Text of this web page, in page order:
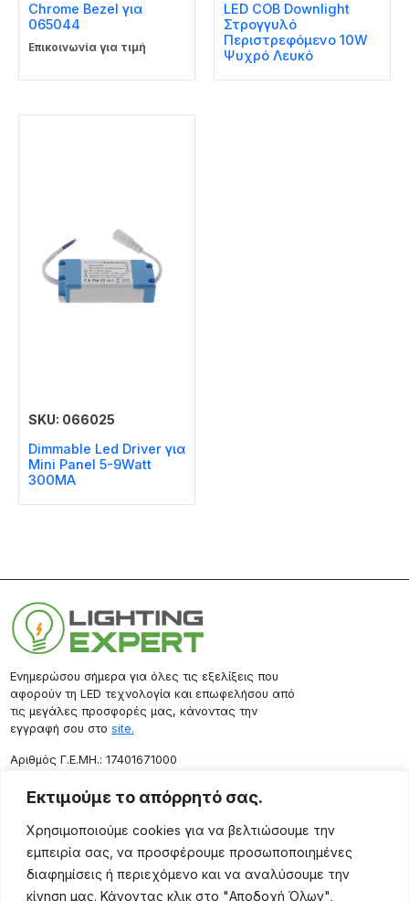
Εκτιμούμε το απόρρητό σας.
Χρησιμοποιούμε cookies για να βελτιώσουμε την
εμπειρία σας, να προσφέρουμε προσωποποιημένες
διαφημίσεις ή περιεχόμενο και να αναλύσουμε την
κίνηση μας. Κάνοντας κλικ στο "Αποδοχή Όλων",
Chrome Bezel για
065044
Επικοινωνία για τιμή
LED COB Downlight
Στρογγυλό
Περιστρεφόμενο 10W
Ψυχρό Λευκό
SKU: 066025
Dimmable Led Driver για
Mini Panel 5-9Watt
300MA
Ενημερώσου σήμερα για όλες τις εξελίξεις που
αφορούν τη LED τεχνολογία και επωφελήσου από
τις μεγάλες προσφορές μας, κάνοντας την
εγγραφή σου στο site.
Aριθμός Γ.Ε.ΜΗ.: 17401671000
Επικοινωνία
Ρόδου 133, Αθήνα 10443
(+30) 211 725 5427
sales@lightingexpert.gr